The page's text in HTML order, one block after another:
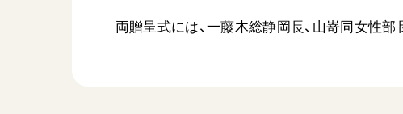
両贈呈式には、一藤木総静岡長、山嵜同女性部